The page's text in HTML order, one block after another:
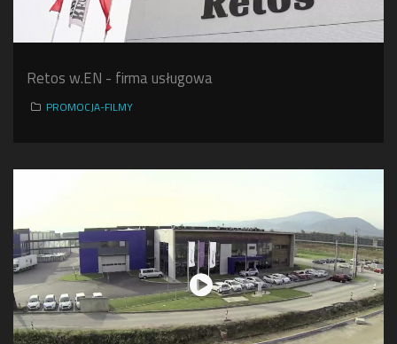
Retos w.EN - firma usługowa
PROMOCJA-FILMY